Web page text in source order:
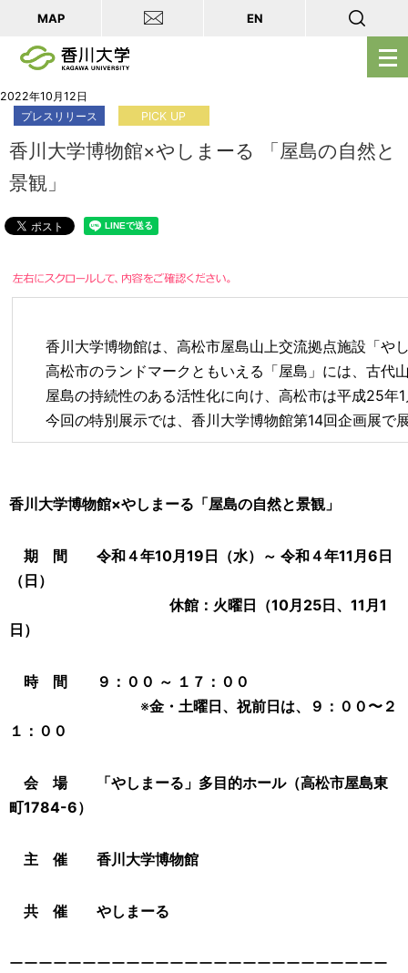
メ
ニ
を
MAP EN
2022年10月12日
プレスリリース
PICK UP
香川大学博物館×やしまーる 「屋島の自然と
景観」
香川大学博物館は、高松市屋島山上交流拠点施設「や
高松市のランドマークともいえる「屋島」には、古代
屋島の持続性のある活性化に向け、高松市は平成25年
今回の特別展示では、香川大学博物館第14回企画展で
香川大学博物館×やしまーる「屋島の自然と景観」
期 間 令和４年10月19日（水）～ 令和４年11月6日
（日）
休館：火曜日（10月25日、11月1
日）
時 間 ９：００ ～ １７：００
※金・土曜日、祝前日は、９：００〜２
１：００
会 場 「やしまーる」多目的ホール（高松市屋島東
町1784-6）
主 催 香川大学博物館
共 催 やしまーる
ーーーーーーーーーーーーーーーーーーーーーーーーーー